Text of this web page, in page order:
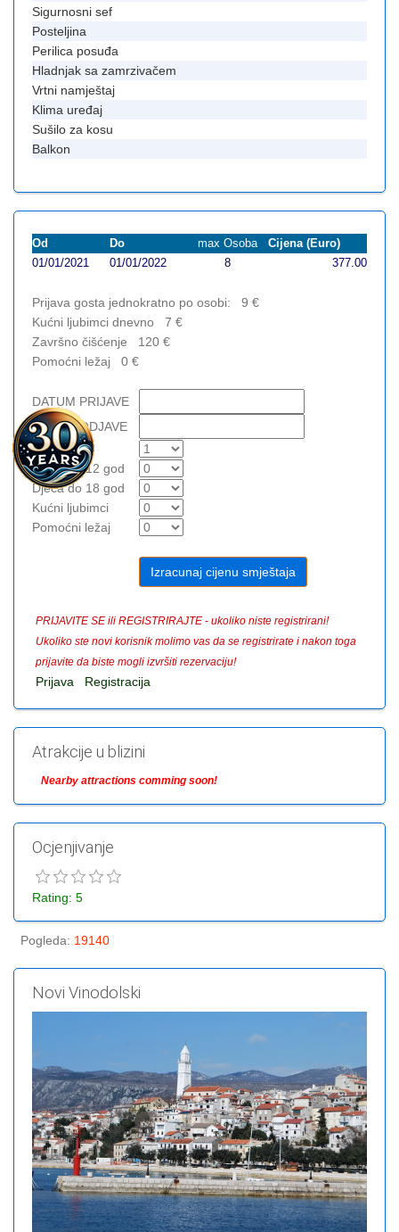
Sigurnosni sef
Posteljina
Perilica posuđa
Hladnjak sa zamrzivačem
Vrtni namještaj
Klima uređaj
Sušilo za kosu
Balkon
Od Do max Osoba
Cijena (Euro)
01/01/2021
01/01/2022 8 377.00
Prijava gosta jednokratno po osobi: 9 €
Kućni ljubimci dnevno
7 €
Završno čišćenje
120 €
Pomoćni ležaj
0 €
DATUM PRIJAVE
DATUM ODJAVE
Odrasli
Djeca do 12 god
Djeca do 18 god
Kućni ljubimci
Pomoćni ležaj
PRIJAVITE SE ili REGISTRIRAJTE - ukoliko niste registrirani!
Ukoliko ste novi korisnik molimo vas da se registrirate i nakon toga
prijavite da biste mogli izvršiti rezervaciju!
Prijava Registracija
Atrakcije u blizini
Nearby attractions comming soon!
Ocjenjivanje
Rating: 5
Pogleda: 19140
Novi Vinodolski